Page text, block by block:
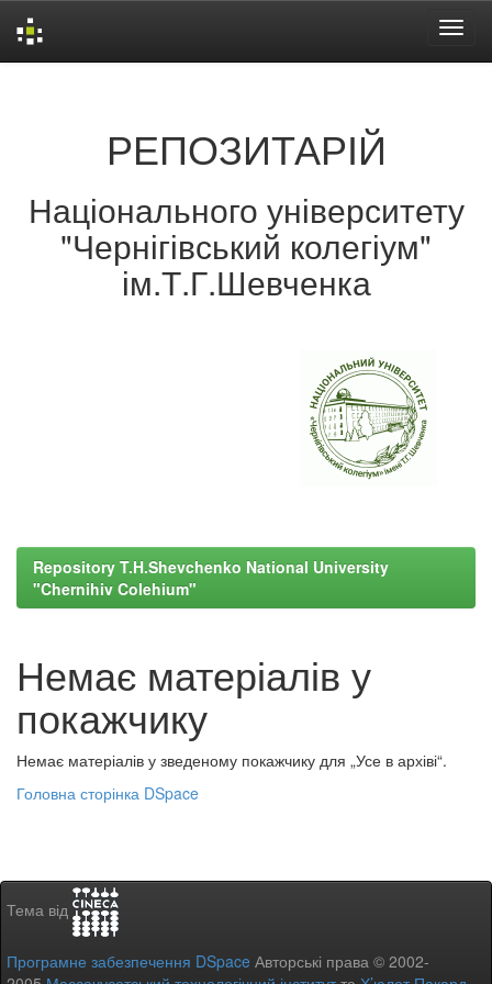
РЕПОЗИТАРІЙ
Національного університету
"Чернігівський колегіум"
ім.Т.Г.Шевченка
Repository T.H.Shevchenko National University
"Chernihiv Colehium"
Немає матеріалів у
покажчику
Немає матеріалів у зведеному покажчику для „Усе в архіві“.
Головна сторінка DSpace
Тема від
Програмне забезпечення DSpace Авторські права © 2002-